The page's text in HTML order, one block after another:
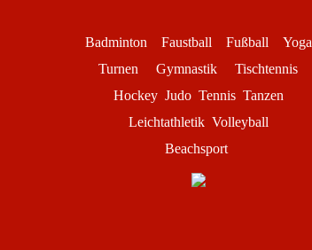
Badminton Faustball Fußball
Yoga
Turnen
GymnastikTischtennis
Hockey Judo Tennis Tanzen
Leichtathletik Volleyball
Beachsport